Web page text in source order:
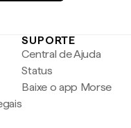
SUPORTE
Central de Ajuda
Status
Baixe o app Morse